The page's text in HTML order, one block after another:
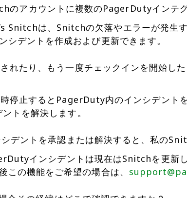
のアカウントに複数のPagerDutyインテ
Snitchは、Snitchの欠落やエラーが発生
シデントを作成および更新できます。
れたり、もう一度チェックインを開始し
停止するとPagerDuty内のインシデント
トを解決します。
デントを承認または解決すると、私の
インシデントは現在はSnitchを更新
この機能をご希望の場合は、